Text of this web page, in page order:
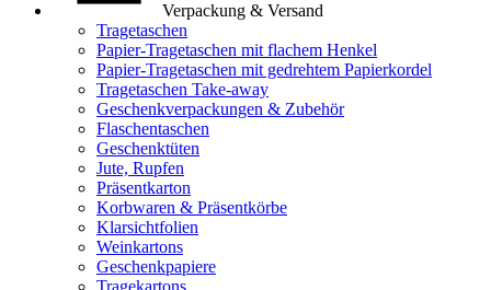
Verpackung & Versand
Tragetaschen
Papier-Tragetaschen mit flachem Henkel
Papier-Tragetaschen mit gedrehtem Papierkordel
Tragetaschen Take-away
Geschenkverpackungen & Zubehör
Flaschentaschen
Geschenktüten
Jute, Rupfen
Präsentkarton
Korbwaren & Präsentkörbe
Klarsichtfolien
Weinkartons
Geschenkpapiere